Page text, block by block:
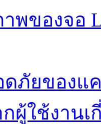
พของจอ
ภัยของแ
ผู้ใช้งาน